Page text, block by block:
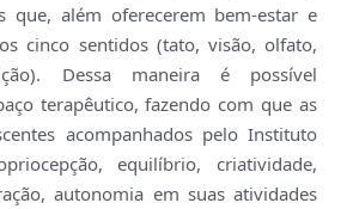
que, além oferecerem bem-estar e
cinco sentidos (tato, visão, olfato,
Dessa maneira é possível
terapêutico, fazendo com que as
acompanhados pelo Instituto
equilíbrio, criatividade,
autonomia em suas atividades